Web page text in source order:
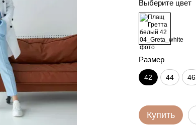
Выберите цвет
Размер
42 44 46
Купить